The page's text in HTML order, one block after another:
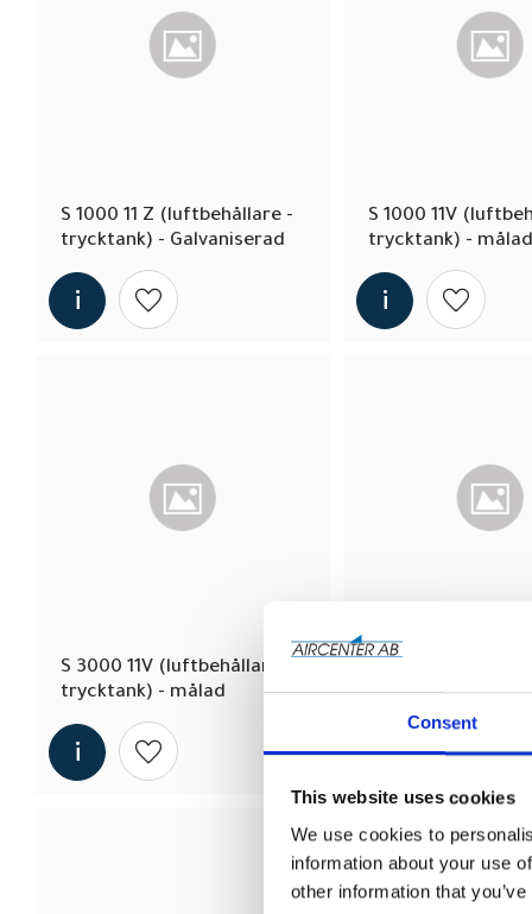
Consent
This website uses cookies
We use cookies to
information about your use
other information that
S 1000 11 Z (luftbehållare -
trycktank) - Galvaniserad
Lägg till i önskelista
S 1000 11V
trycktank) - målad
Lägg till
S 3000 11V (luftbehållare -
trycktank) - målad
Lägg till i önskelista
trycktank) -
Lägg till